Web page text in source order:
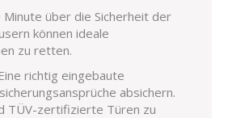
über die Sicherheit der
können ideale
zu retten.
richtig eingebaute
absichern.
TÜV-zertifizierte Türen zu